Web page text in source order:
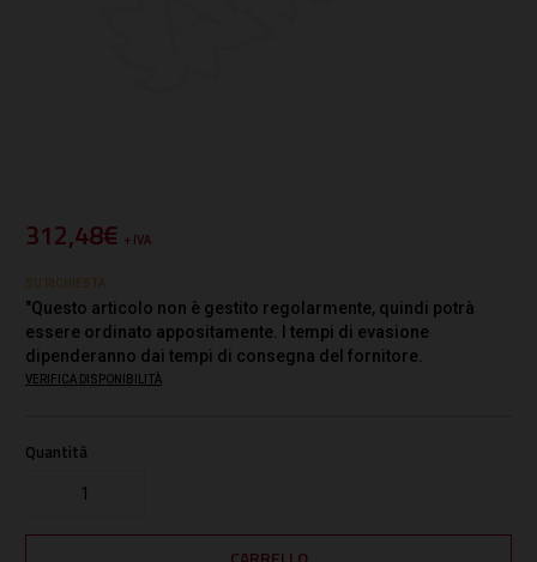
312,48€ + IVA
SU RICHIESTA
"Questo articolo non è gestito regolarmente, quindi potrà
essere ordinato appositamente. I tempi di evasione
dipenderanno dai tempi di consegna del fornitore.
VERIFICA DISPONIBILITÀ
Quantità